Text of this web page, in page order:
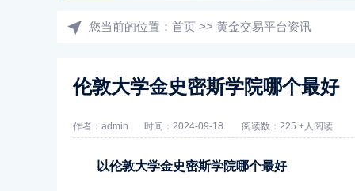
您当前的位置： 首页 >> 黄金交易平台资讯
伦敦大学金史密斯学院哪个最好
作者：admin 时间：2024-09-18 阅读数：225 +人阅读
以伦敦大学金史密斯学院哪个最好